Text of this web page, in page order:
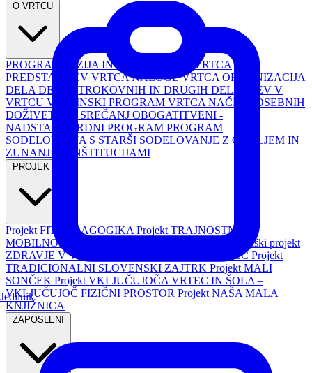
O VRTCU
PROGRAM
VIZIJA IN POSLANSTVO VRTCA
PREDSTAVITEV VRTCANALOGE VRTCA ORGANIZACIJA
DELA DELO STROKOVNIH IN DRUGIH DELAVCEV V
VRTCU VSEBINSKI PROGRAM VRTCA NAČRT POSEBNIH
DOŽIVETIJ IN SREČANJ OBOGATITVENI -
NADSTANDARDNI PROGRAM PROGRAM
SODELOVANJA S STARŠI SODELOVANJE Z OKOLJEM IN
ZUNANJIMI INŠTITUCIJAMI
PROJEKTI
Projekt FIT PEDAGOGIKA Projekt TRAJNOSTNA
MOBILNOST
Republiški projekt
ZDRAVJE V VRTCU
Projekt TURIZEM IN VRTEC Projekt
TRADICIONALNI SLOVENSKI ZAJTRK Projekt MALI
SONČEK Projekt VKLJUČUJOČA VRTEC IN ŠOLA –
VKLJUČUJOČ FIZIČNI PROSTOR Projekt NAŠA MALA
KNJIŽNICA
ZAPOSLENI
Jedilnik